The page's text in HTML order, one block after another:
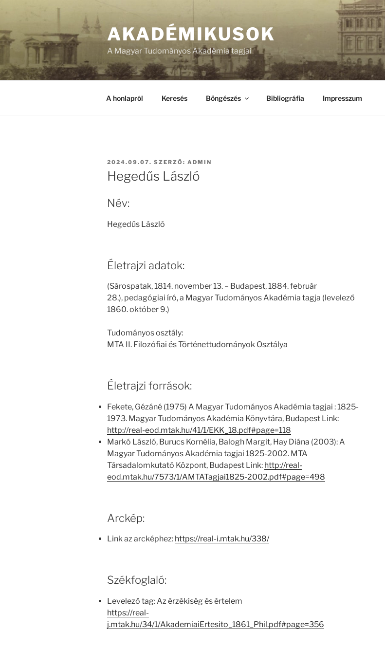
AKADÉMIKUSOK
A Magyar Tudományos Akadémia tagjai
A honlapról Keresés Böngészés Bibliográfia Impresszum
BEKÜLDVE:
2024.09.07. SZERZŐ: ADMIN
Hegedűs László
Név:
Hegedűs László
Életrajzi adatok:
(Sárospatak, 1814. november 13. – Budapest, 1884. február
28.), pedagógiai író, a Magyar Tudományos Akadémia tagja (levelező
1860. október 9.)
Tudományos osztály:
MTA II. Filozófiai és Történettudományok Osztálya
Életrajzi források:
Fekete, Gézáné (1975) A Magyar Tudományos Akadémia tagjai : 1825-
1973. Magyar Tudományos Akadémia Könyvtára, Budapest Link:
http://real-eod.mtak.hu/41/1/EKK_18.pdf#page=118
Markó László, Burucs Kornélia, Balogh Margit, Hay Diána (2003): A
Magyar Tudományos Akadémia tagjai 1825-2002. MTA
Társadalomkutató Központ, Budapest Link: http://real-
eod.mtak.hu/7573/1/AMTATagjai1825-2002.pdf#page=498
Arckép:
Link az arcképhez: https://real-i.mtak.hu/338/
Székfoglaló:
Levelező tag: Az érzékiség és értelem
https://real-
j.mtak.hu/34/1/AkademiaiErtesito_1861_Phil.pdf#page=356